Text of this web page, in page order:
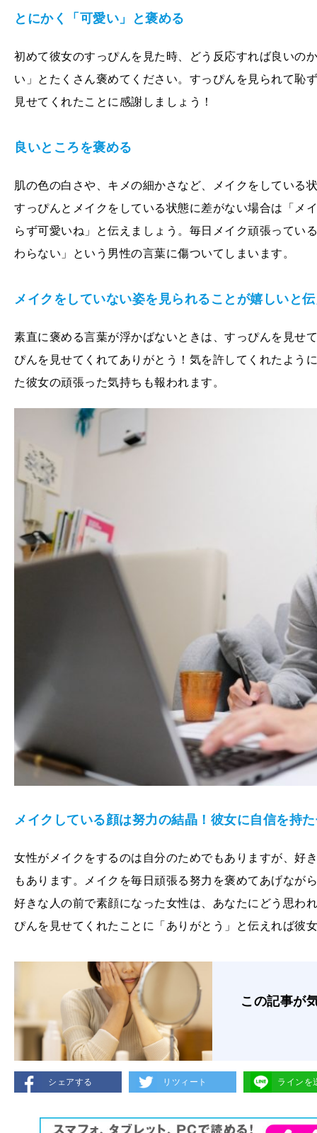
とにかく「可愛い」と褒める
初めて彼女のすっぴんを見た時、どう反応すれば良いの
い」とたくさん褒めてください。すっぴんを見られて恥
見せてくれたことに感謝しましょう！
良いところを褒める
肌の色の白さや、キメの細かさなど、メイクをしている
すっぴんとメイクをしている状態に差がない場合は「メ
らず可愛いね」と伝えましょう。毎日メイク頑張ってい
わらない」という男性の言葉に傷ついてしまいます。
メイクをしていない姿を見られることが嬉しいと
素直に褒める言葉が浮かばないときは、すっぴんを見せ
ぴんを見せてくれてありがとう！気を許してくれたよう
た彼女の頑張った気持ちも報われます。
メイクしている顔は努力の結晶！彼女に自信を持
女性がメイクをするのは自分のためでもありますが、好
もあります。メイクを毎日頑張る努力を褒めてあげなが
好きな人の前で素顔になった女性は、あなたにどう思わ
ぴんを見せてくれたことに「ありがとう」と伝えれば彼
この記事が
シェアする リツィート ラインを